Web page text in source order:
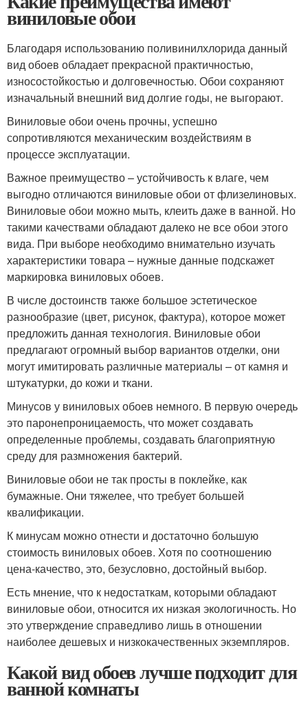
виниловые обои
Благодаря использованию поливинилхлорида данный
вид обоев обладает прекрасной практичностью,
износостойкостью и долговечностью. Обои сохраняют
изначальный внешний вид долгие годы, не выгорают.
Виниловые обои очень прочны, успешно
сопротивляются механическим воздействиям в
процессе эксплуатации.
Важное преимущество – устойчивость к влаге, чем
выгодно отличаются виниловые обои от флизелиновых.
Виниловые обои можно мыть, клеить даже в ванной. Но
такими качествами обладают далеко не все обои этого
вида. При выборе необходимо внимательно изучать
характеристики товара – нужные данные подскажет
маркировка виниловых обоев.
В числе достоинств также большое эстетическое
разнообразие (цвет, рисунок, фактура), которое может
предложить данная технология. Виниловые обои
предлагают огромный выбор вариантов отделки, они
могут имитировать различные материалы – от камня и
штукатурки, до кожи и ткани.
Минусов у виниловых обоев немного. В первую очередь
это паронепроницаемость, что может создавать
определенные проблемы, создавать благоприятную
среду для размножения бактерий.
Виниловые обои не так просты в поклейке, как
бумажные. Они тяжелее, что требует большей
квалификации.
К минусам можно отнести и достаточно большую
стоимость виниловых обоев. Хотя по соотношению
цена-качество, это, безусловно, достойный выбор.
Есть мнение, что к недостаткам, которыми обладают
виниловые обои, относится их низкая экологичность. Но
это утверждение справедливо лишь в отношении
наиболее дешевых и низкокачественных экземпляров.
Какой вид обоев лучше подходит для
ванной комнаты